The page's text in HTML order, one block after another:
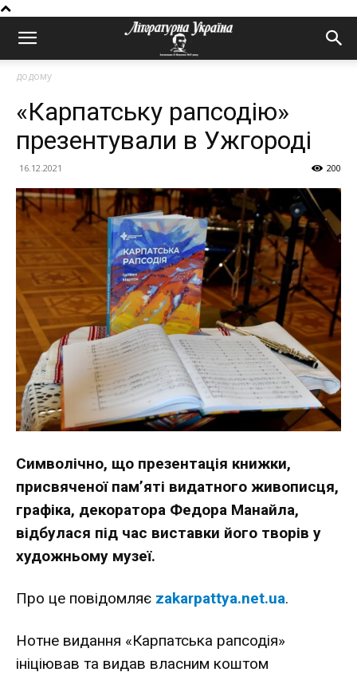
додому
«Карпатську рапсодію»
презентували в Ужгороді
16.12.2021 200
Символічно, що презентація книжки,
присвяченої пам’яті видатного живописця,
графіка, декоратора Федора Манайла,
відбулася під час виставки його творів у
художньому музеї.
Про це повідомляє zakarpattya.net.ua.
Нотне видання «Карпатська рапсодія»
ініціював та видав власним коштом